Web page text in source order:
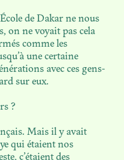
de Dakar ne nous
on ne voyait pas cela
comme les
une certaine
avec ces gens-
sur eux.
?
Mais il y avait
qui étaient nos
c’étaient des